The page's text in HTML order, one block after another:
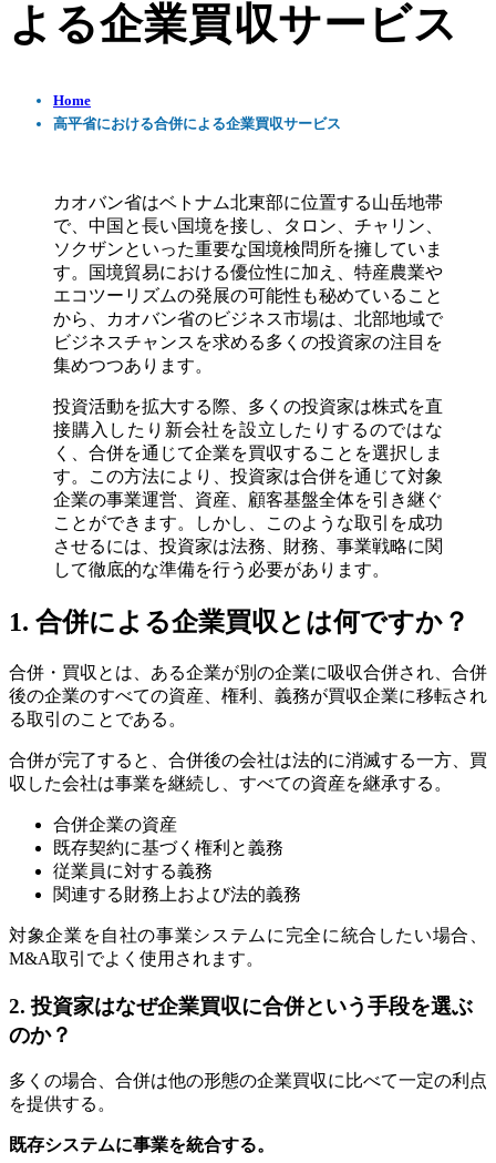
よる企業買収サービス
Home
高平省における合併による企業買収サービス
カオバン省はベトナム北東部に位置する山岳地帯
で、中国と長い国境を接し、タロン、チャリン、
ソクザンといった重要な国境検問所を擁していま
す。国境貿易における優位性に加え、特産農業や
エコツーリズムの発展の可能性も秘めていること
から、カオバン省のビジネス市場は、北部地域で
ビジネスチャンスを求める多くの投資家の注目を
集めつつあります。
投資活動を拡大する際、多くの投資家は株式を直
接購入したり新会社を設立したりするのではな
く、合併を通じて企業を買収することを選択しま
す。この方法により、投資家は合併を通じて対象
企業の事業運営、資産、顧客基盤全体を引き継ぐ
ことができます。しかし、このような取引を成功
させるには、投資家は法務、財務、事業戦略に関
して徹底的な準備を行う必要があります。
1. 合併による企業買収とは何ですか？
合併・買収とは、ある企業が別の企業に吸収合併され、合併
後の企業のすべての資産、権利、義務が買収企業に移転され
る取引のことである。
合併が完了すると、合併後の会社は法的に消滅する一方、買
収した会社は事業を継続し、すべての資産を継承する。
合併企業の資産
既存契約に基づく権利と義務
従業員に対する義務
関連する財務上および法的義務
対象企業を自社の事業システムに完全に統合したい場合、
M&A取引でよく使用されます。
2. 投資家はなぜ企業買収に合併という手段を選ぶ
のか？
多くの場合、合併は他の形態の企業買収に比べて一定の利点
を提供する。
既存システムに事業を統合する。